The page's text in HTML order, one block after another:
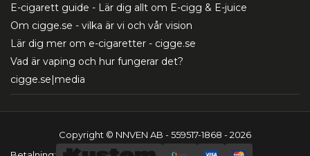
E-cigarett guide - Lär dig allt om E-cigg & E-juice
Om cigge.se - vilka är vi och vår vision
Lär dig mer om e-cigaretter - cigge.se
Vad är vaping och hur fungerar det?
cigge.se|media
Copyright © NNVEN AB - 559517-1868 - 2026